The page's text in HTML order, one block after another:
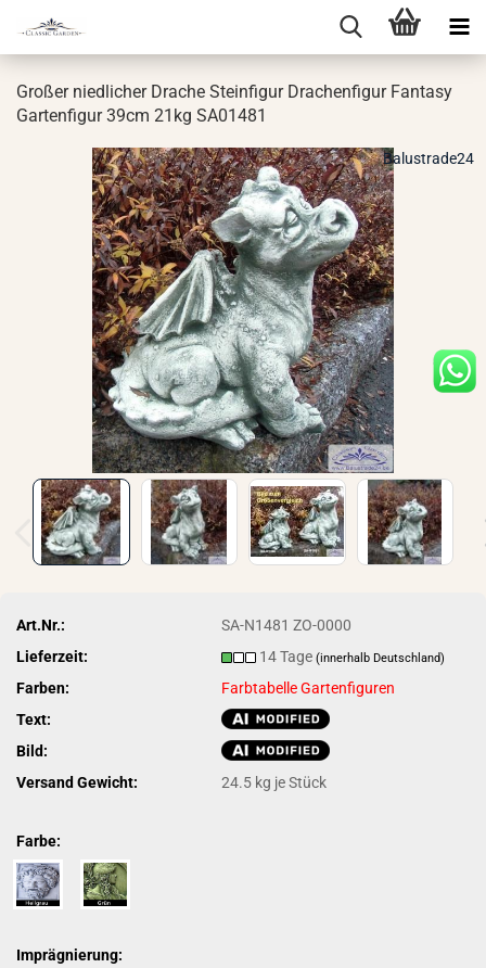
Gro­ßer nied­li­cher Dra­che Stein­fi­gur Dra­chen­fi­gur Fan­ta­sy
Gar­ten­fi­gur 39cm 21kg SA01481
Balustrade24
Art.Nr.:
SA-N1481 ZO-0000
Lieferzeit:
14 Tage(innerhalb Deutschland)
Farben:
Farbtabelle Gartenfiguren
Text:
Bild:
Versand Gewicht:
24.5 kg je Stück
Farbe:
Imprägnierung: